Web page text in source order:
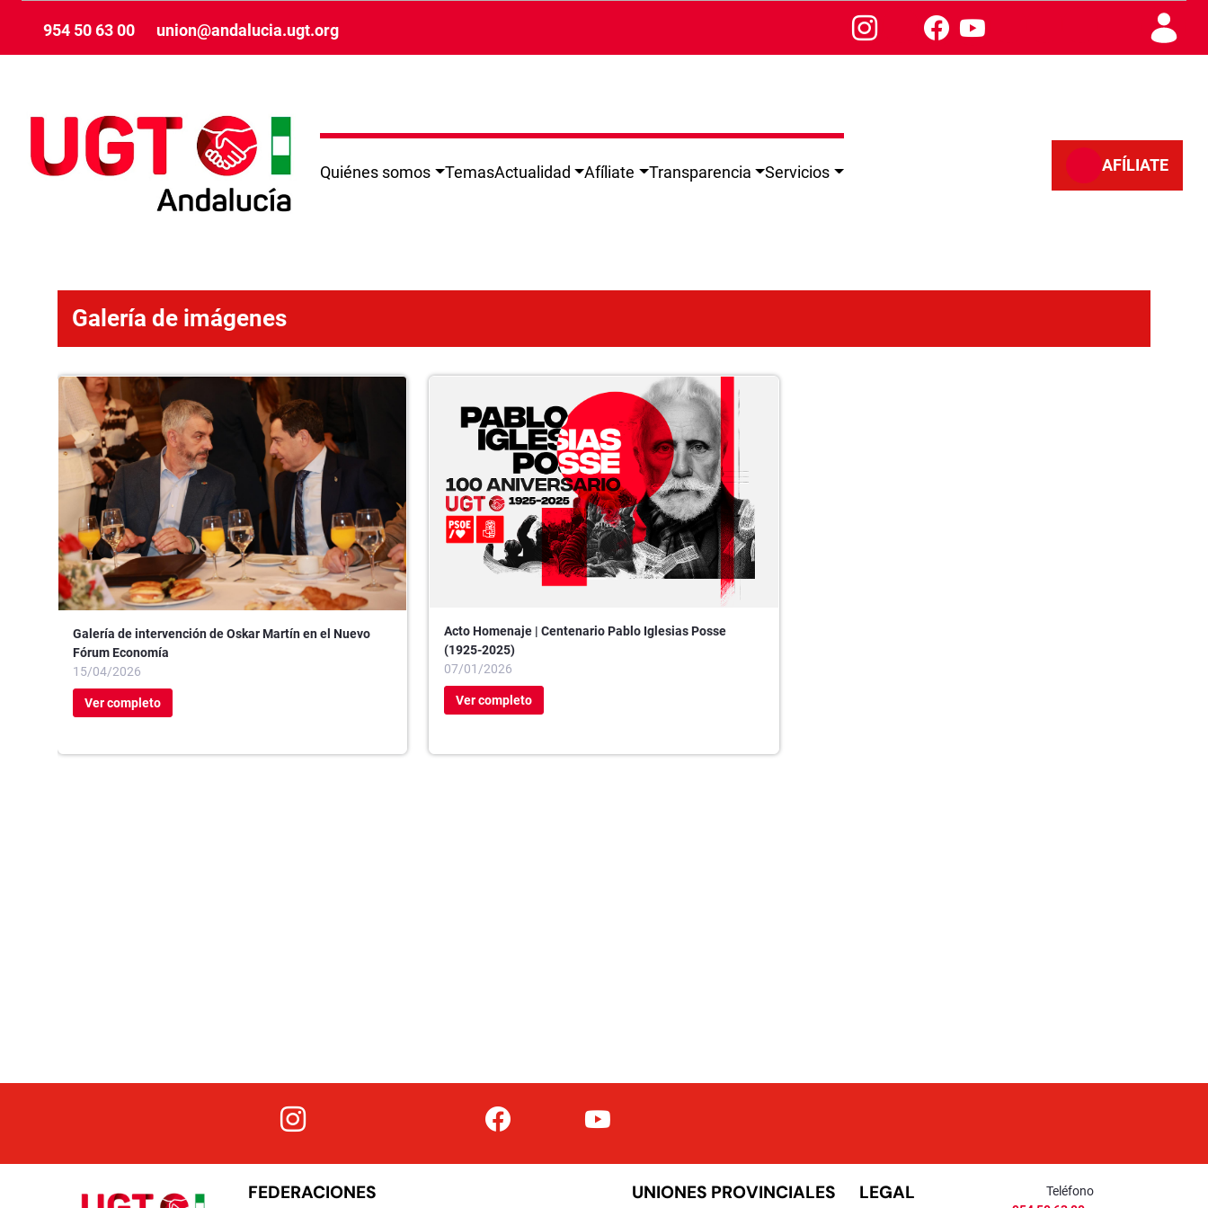
954 50 63 00 union@andalucia.ugt.org
Quiénes somos TemasActualidad Afíliate Transparencia Servicios AFÍLIATE
Galería de imágenes
Galería de intervención de Oskar Martín en el Nuevo
Fórum Economía
15/04/2026
Ver completo
Acto Homenaje | Centenario Pablo Iglesias Posse
(1925-2025)
07/01/2026
Ver completo
FEDERACIONES UNIONES PROVINCIALES LEGAL
Teléfono